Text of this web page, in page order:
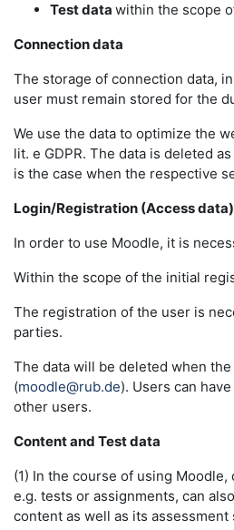
Test data within the scope
Connection data
The storage of connection data,
user must remain stored for the
We use the data to optimize the
lit. e GDPR. The data is deleted
is the case when the respective
Login/Registration (Access data)
In order to use Moodle, it is
Within the scope of the initial
The registration of the user is
parties.
The data will be deleted when
(moodle@rub.de). Users can
other users.
Content and Test data
(1) In the course of using
e.g. tests or assignments, can
content as well as its